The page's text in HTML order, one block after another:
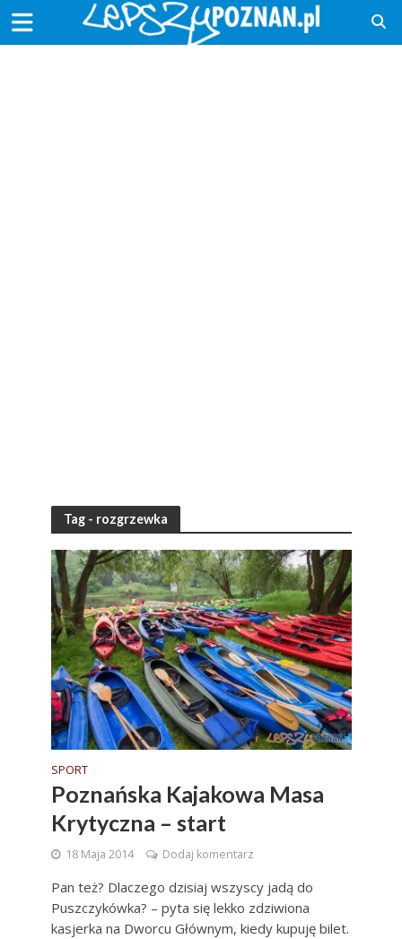
Tag - rozgrzewka
SPORT
Poznańska Kajakowa Masa
Krytyczna – start
18 Maja 2014 Dodaj komentarz
Pan też? Dlaczego dzisiaj wszyscy jadą do
Puszczykówka? – pyta się lekko zdziwiona
kasjerka na Dworcu Głównym, kiedy kupuję bilet.